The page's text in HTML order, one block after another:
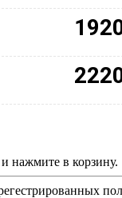
нажмите в корзину.